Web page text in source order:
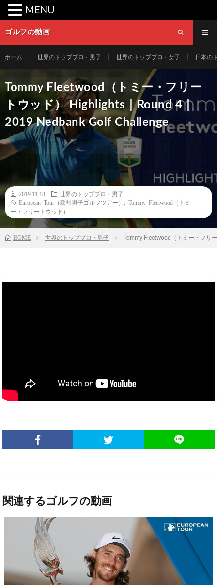
ゴルフの動画
ホーム 世界のトッププロ・男子 世界のトッププロ・女子 日本の
Tommy Fleetwood（トミー・フリー
トウッド） Highlights｜Round 4｜
2019 Nedbank Golf Challenge
2019.11.18
世界のトッププロ・男子
European Tour（欧州男子ゴルフツアー）
Tommy Fleetwood（トミ
ー・フリートウッド）
HOME 世界のトッププロ・男子 Tommy Fleetwood（トミー・フリ
関連するゴルフの動画
MENU